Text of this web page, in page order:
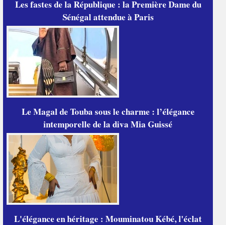
Les fastes de la République : la Première Dame du
Sénégal attendue à Paris
Le Magal de Touba sous le charme : l’élégance
intemporelle de la diva Mia Guissé
L'élégance en héritage : Mouminatou Kébé, l'éclat